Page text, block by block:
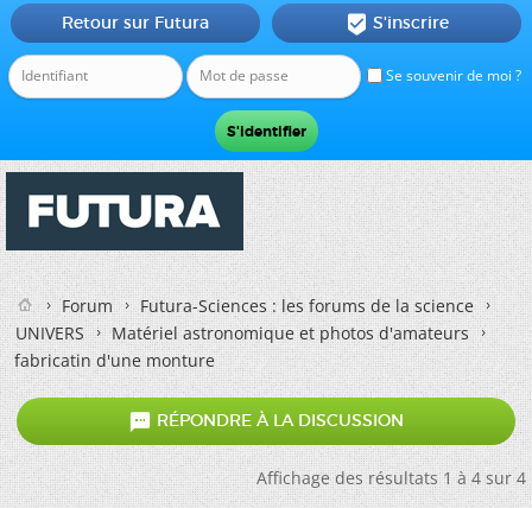
Se souvenir de moi ?
Retour sur Futura  S'inscrire
Forum
Futura-Sciences : les forums de la science
UNIVERS
Matériel astronomique et photos d'amateurs
fabricatin d'une monture
 RÉPONDRE À LA DISCUSSION
Affichage des résultats 1 à 4 sur 4